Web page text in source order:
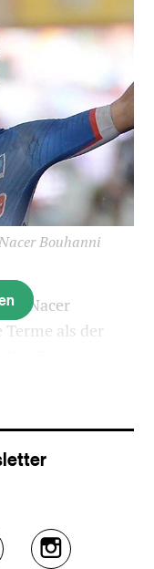
Bouhanni
Nacer
als der
auf den
überholen.
Matthews,